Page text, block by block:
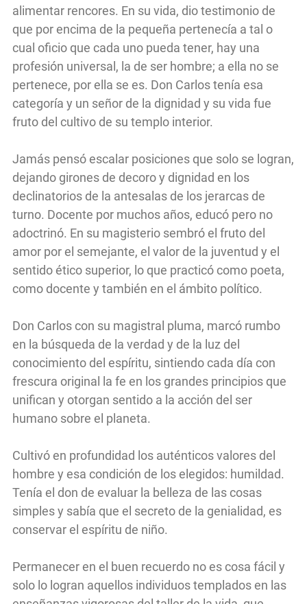
alimentar rencores. En su vida, dio testimonio de
que por encima de la pequeña pertenecía a tal o
cual oficio que cada uno pueda tener, hay una
profesión universal, la de ser hombre; a ella no se
pertenece, por ella se es. Don Carlos tenía esa
categoría y un señor de la dignidad y su vida fue
fruto del cultivo de su templo interior.
Jamás pensó escalar posiciones que solo se logran,
dejando girones de decoro y dignidad en los
declinatorios de la antesalas de los jerarcas de
turno. Docente por muchos años, educó pero no
adoctrinó. En su magisterio sembró el fruto del
amor por el semejante, el valor de la juventud y el
sentido ético superior, lo que practicó como poeta,
como docente y también en el ámbito político.
Don Carlos con su magistral pluma, marcó rumbo
en la búsqueda de la verdad y de la luz del
conocimiento del espíritu, sintiendo cada día con
frescura original la fe en los grandes principios que
unifican y otorgan sentido a la acción del ser
humano sobre el planeta.
Cultivó en profundidad los auténticos valores del
hombre y esa condición de los elegidos: humildad.
Tenía el don de evaluar la belleza de las cosas
simples y sabía que el secreto de la genialidad, es
conservar el espíritu de niño.
Permanecer en el buen recuerdo no es cosa fácil y
solo lo logran aquellos individuos templados en las